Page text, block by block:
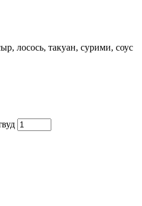
лосось, такуан, сурими, соус